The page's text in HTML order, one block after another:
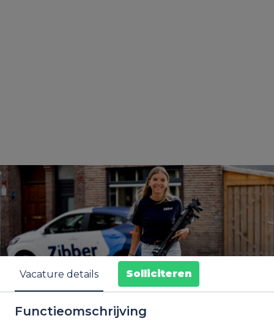
Vacature details Solliciteren
Functieomschrijving